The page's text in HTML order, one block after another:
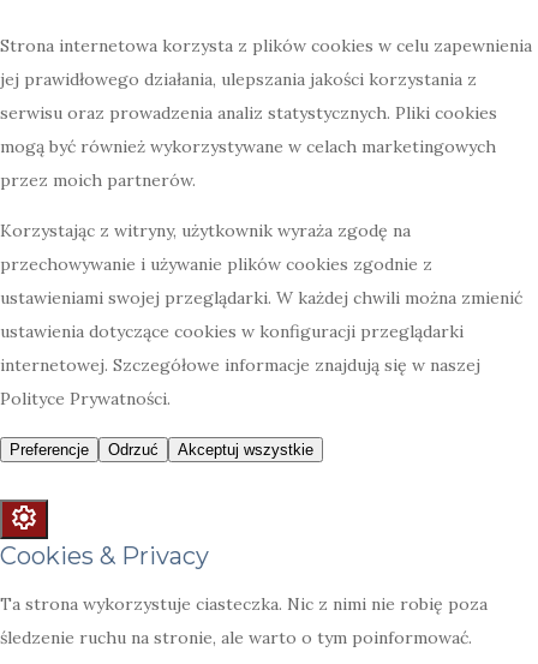
Cookies & Privacy
Ta strona wykorzystuje ciasteczka. Nic z nimi nie robię poza
śledzenie ruchu na stronie, ale warto o tym poinformować.